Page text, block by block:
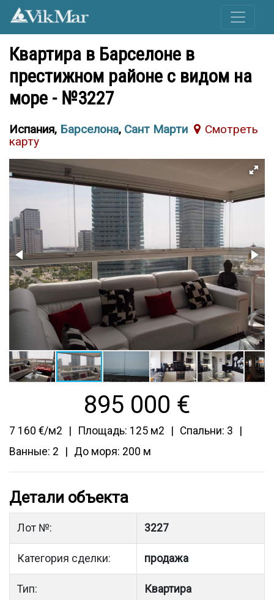
Квартира в Барселоне в
престижном районе с видом на
море - №3227
Испания, Барселона, Сант Марти
Cмотреть
карту
895 000 €
7 160 €/м2 Площадь: 125 м2
Спальни: 3
Ванные: 2
До моря: 200 м
Детали объекта
Лот №: 3227
Категория сделки: продажа
Тип: Квартира